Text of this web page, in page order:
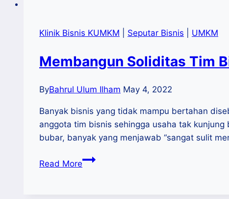
Klinik Bisnis KUMKM Seputar Bisnis UMKM
Membangun Soliditas Tim
ByBahrul Ulum Ilham May 4, 2022
Banyak bisnis yang tidak mampu bertahan
anggota tim bisnis sehingga usaha tak
bubar, banyak yang menjawab “sangat sulit
Read MoreMembangun